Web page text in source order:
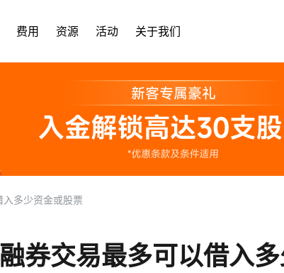
费用 资源 活动 关于我们
多少资金或股票
券交易最多可以借入